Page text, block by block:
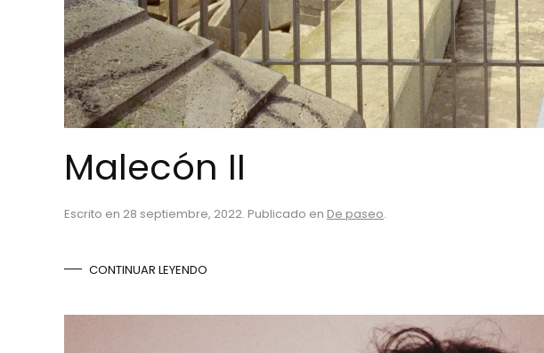
Malecón II
Escrito en 28 septiembre, 2022. Publicado en De paseo.
CONTINUAR LEYENDO